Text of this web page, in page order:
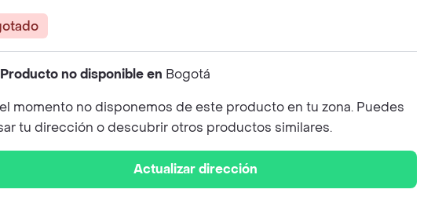
Producto no disponible en Bogotá
momento no disponemos de este producto en tu zona. Puedes
tu dirección o descubrir otros productos similares.
Actualizar dirección